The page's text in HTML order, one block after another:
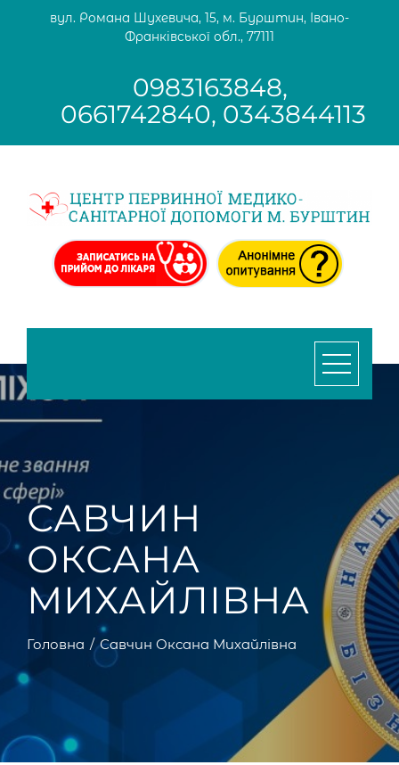
вул. Романа Шухевича, 15, м. Бурштин, Івано-
Франківської обл., 77111
0983163848,
0661742840, 0343844113
САВЧИН
ОКСАНА
МИХАЙЛІВНА
Головна Савчин Оксана Михайлівна